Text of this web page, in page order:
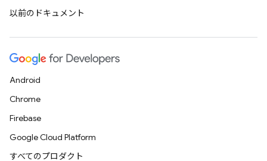
以前のドキュメント
Android
Chrome
Firebase
Google Cloud Platform
すべてのプロダクト